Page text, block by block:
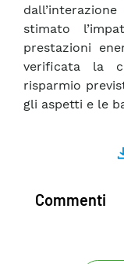
stimato
prestazioni
verificata la
risparmio
gli aspetti e le
Commenti